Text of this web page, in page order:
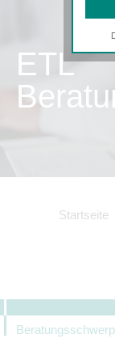
ETL
Startseite